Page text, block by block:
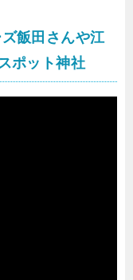
飯田さんや江
ポット神社